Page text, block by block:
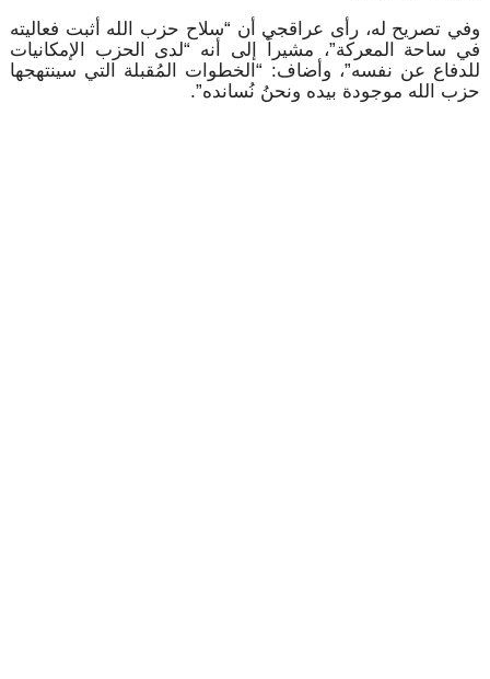
وفي تصريح له، رأى عراقجي أن “سلاح حزب الله أثبت فعاليته
في ساحة المعركة”، مشيراً إلى أنه “لدى الحزب الإمكانيات
للدفاع عن نفسه”، وأضاف: “الخطوات المُقبلة التي سينتهجها
حزب الله موجودة بيده ونحنُ نُسانده”.